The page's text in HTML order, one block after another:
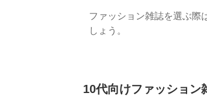
ファッション雑誌を選ぶ際
しょう。
10代向けファッション